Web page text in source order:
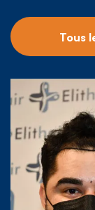
Tous